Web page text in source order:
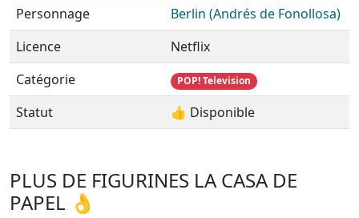
Personnage
Berlin (Andrés de Fonollosa)
Licence
Netflix
Catégorie
POP! Television
Statut 👍 Disponible
PLUS DE FIGURINES LA CASA DE
PAPEL 👌